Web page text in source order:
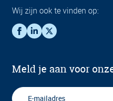
Wij zijn ook te vinden op:
Meld je aan voor